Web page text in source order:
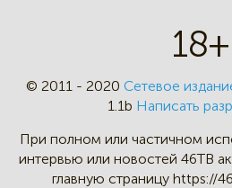
18+
© 2011 - 2020 Сетевое
1.1b Написать
При полном или частичном
интервью или новостей 46TB
главную страницу https://